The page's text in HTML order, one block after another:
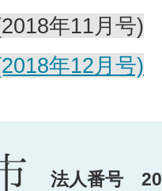
年11月号)
年12月号)
法人番号